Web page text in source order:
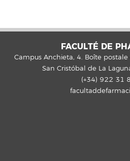
FACULTÉ DE
Campus Anchieta, 4. Boîte
San Cristóbal de La
(+34) 922 31